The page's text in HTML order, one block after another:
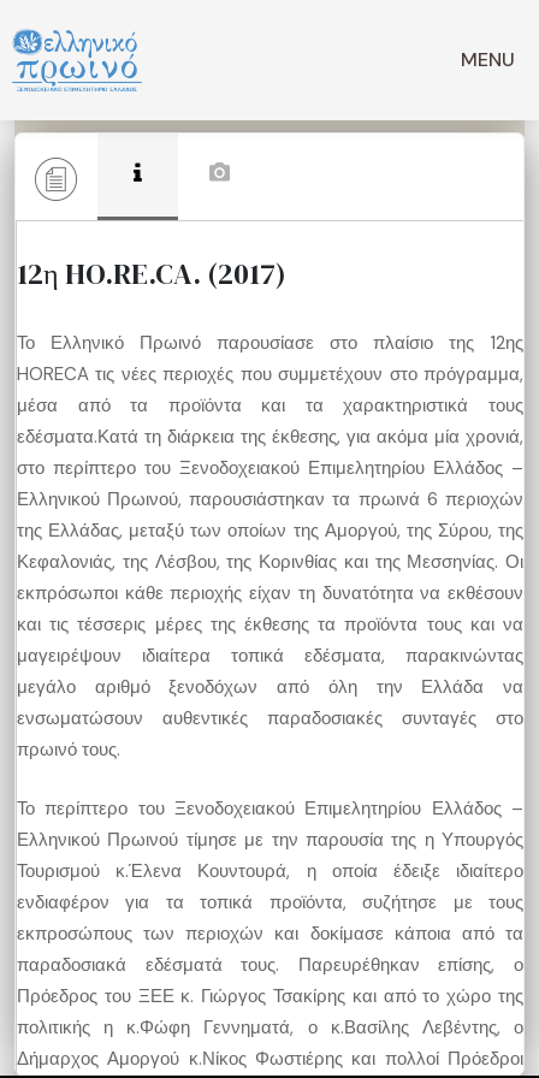
σε
περιεχόμενο
MENU
12η HO.RE.CA. (2017)
Το Ελληνικό Πρωινό παρουσίασε στο πλαίσιο της 12ης
HORECA τις νέες περιοχές που συμμετέχουν στο πρόγραμμα,
μέσα από τα προϊόντα και τα χαρακτηριστικά τους
εδέσματα.Κατά τη διάρκεια της έκθεσης, για ακόμα μία χρονιά,
στο περίπτερο του Ξενοδοχειακού Επιμελητηρίου Ελλάδος –
Ελληνικού Πρωινού, παρουσιάστηκαν τα πρωινά 6 περιοχών
της Ελλάδας, μεταξύ των οποίων της Αμοργού, της Σύρου, της
Κεφαλονιάς, της Λέσβου, της Κορινθίας και της Μεσσηνίας. Οι
εκπρόσωποι κάθε περιοχής είχαν τη δυνατότητα να εκθέσουν
και τις τέσσερις μέρες της έκθεσης τα προϊόντα τους και να
μαγειρέψουν ιδιαίτερα τοπικά εδέσματα, παρακινώντας
μεγάλο αριθμό ξενοδόχων από όλη την Ελλάδα να
ενσωματώσουν αυθεντικές παραδοσιακές συνταγές στο
πρωινό τους.
Το περίπτερο του Ξενοδοχειακού Επιμελητηρίου Ελλάδος –
Ελληνικού Πρωινού τίμησε με την παρουσία της η Υπουργός
Τουρισμού κ.Έλενα Κουντουρά, η οποία έδειξε ιδιαίτερο
ενδιαφέρον για τα τοπικά προϊόντα, συζήτησε με τους
εκπροσώπους των περιοχών και δοκίμασε κάποια από τα
παραδοσιακά εδέσματά τους. Παρευρέθηκαν επίσης, ο
Πρόεδρος του ΞΕΕ κ. Γιώργος Τσακίρης και από το χώρο της
πολιτικής η κ.Φώφη Γεννηματά, ο κ.Βασίλης Λεβέντης, ο
Δήμαρχος Αμοργού κ.Νίκος Φωστιέρης και πολλοί Πρόεδροι